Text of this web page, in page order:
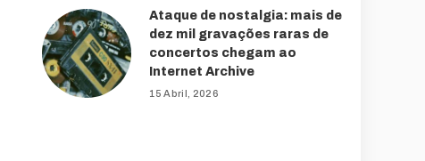
Ataque de nostalgia: mais de
dez mil gravações raras de
concertos chegam ao
Internet Archive
15 Abril, 2026